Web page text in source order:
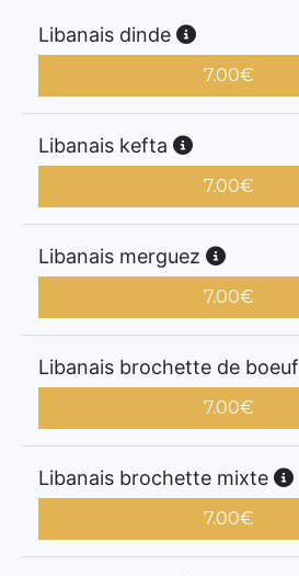
Libanais dinde
7.00€
Libanais kefta
7.00€
Libanais merguez
7.00€
Libanais brochette de boeuf
7.00€
Libanais brochette mixte
7.00€